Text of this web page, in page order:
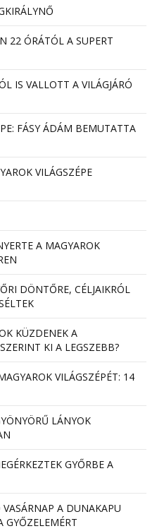
22 ÓRÁTÓL A SUPERT
IS VALLOTT A VILÁGJÁRÓ
FÁSY ÁDÁM BEMUTATTA
VILÁGSZÉPE
A MAGYAROK
DÖNTŐRE, CÉLJAIKRÓL
KÜZDENEK A
KI A LEGSZEBB?
VILÁGSZÉPÉT: 14
LÁNYOK
GYŐRBE A
A DUNAKAPU
GYŐZELEMÉRT